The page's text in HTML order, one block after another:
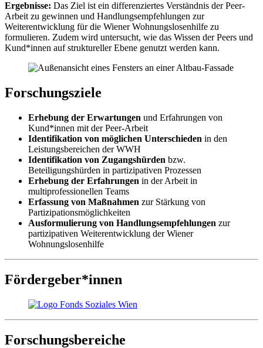
Ergebnisse: Das Ziel ist ein differenziertes Verständnis der Peer-
Arbeit zu gewinnen und Handlungsempfehlungen zur
Weiterentwicklung für die Wiener Wohnungslosenhilfe zu
formulieren. Zudem wird untersucht, wie das Wissen der Peers und
Kund*innen auf struktureller Ebene genutzt werden kann.
Forschungsziele
Erhebung der Erwartungen und Erfahrungen von
Kund*innen mit der Peer-Arbeit
Identifikation von möglichen Unterschieden in den
Leistungsbereichen der WWH
Identifikation von Zugangshürden bzw.
Beteiligungshürden in partizipativen Prozessen
Erhebung der Erfahrungen in der Arbeit in
multiprofessionellen Teams
Erfassung von Maßnahmen zur Stärkung von
Partizipationsmöglichkeiten
Ausformulierung von Handlungsempfehlungen zur
partizipativen Weiterentwicklung der Wiener
Wohnungslosenhilfe
Fördergeber*innen
Forschungsbereiche